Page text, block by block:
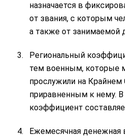
назначается в
от звания, с которым
а также от занимаемой
Региональный
тем военным, которые
прослужили на Крайнем
приравненным к нему.
коэффициент
Ежемесячная денежная